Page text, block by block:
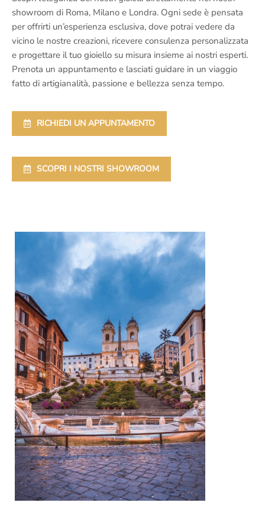
showroom di Roma, Milano e Londra. Ogni sede è pensata
per offrirti un’esperienza esclusiva, dove potrai vedere da
vicino le nostre creazioni, ricevere consulenza personalizzata
e progettare il tuo gioiello su misura insieme ai nostri esperti.
Prenota un appuntamento e lasciati guidare in un viaggio
fatto di artigianalità, passione e bellezza senza tempo.
RICHIEDI UN APPUNTAMENTO
SCOPRI I NOSTRI SHOWROOM